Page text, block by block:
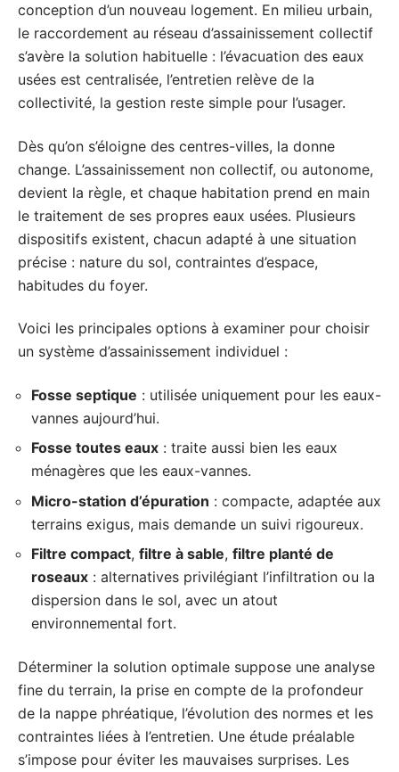
conception d’un nouveau logement. En milieu urbain,
le raccordement au réseau d’assainissement collectif
s’avère la solution habituelle : l’évacuation des eaux
usées est centralisée, l’entretien relève de la
collectivité, la gestion reste simple pour l’usager.
Dès qu’on s’éloigne des centres-villes, la donne
change. L’assainissement non collectif, ou autonome,
devient la règle, et chaque habitation prend en main
le traitement de ses propres eaux usées. Plusieurs
dispositifs existent, chacun adapté à une situation
précise : nature du sol, contraintes d’espace,
habitudes du foyer.
Voici les principales options à examiner pour choisir
un système d’assainissement individuel :
Fosse septique : utilisée uniquement pour les eaux-
vannes aujourd’hui.
Fosse toutes eaux : traite aussi bien les eaux
ménagères que les eaux-vannes.
Micro-station d’épuration : compacte, adaptée aux
terrains exigus, mais demande un suivi rigoureux.
Filtre compact, filtre à sable, filtre planté de
roseaux : alternatives privilégiant l’infiltration ou la
dispersion dans le sol, avec un atout
environnemental fort.
Déterminer la solution optimale suppose une analyse
fine du terrain, la prise en compte de la profondeur
de la nappe phréatique, l’évolution des normes et les
contraintes liées à l’entretien. Une étude préalable
s’impose pour éviter les mauvaises surprises. Les